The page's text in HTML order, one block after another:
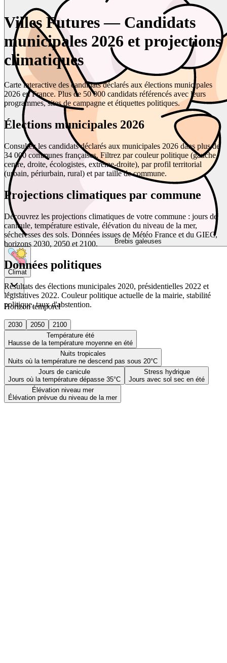
Brebis galeuses
Climat
Horizon temporel
2030 2050
2100
Température été
Hausse de la température moyenne en été
Nuits tropicales
Nuits où la température ne descend pas sous 20°C
Jours de canicule
Jours où la température dépasse 35°C
Stress hydrique
Jours avec sol sec en été
Élévation niveau mer
Élévation prévue du niveau de la mer
Villes Futures — Candidats
municipales 2026 et projections
climatiques
Carte interactive des candidats déclarés aux élections municipales
2026 en France. Plus de 50 000 candidats référencés avec leurs
programmes, sites de campagne et étiquettes politiques.
Élections municipales 2026
Consultez les candidats déclarés aux municipales 2026 dans plus de
34 000 communes françaises. Filtrez par couleur politique (gauche,
centre, droite, écologistes, extrême-droite), par profil territorial
(urbain, périurbain, rural) et par taille de commune.
Projections climatiques par commune
Découvrez les projections climatiques de votre commune : jours de
canicule, température estivale, élévation du niveau de la mer,
sécheresses des sols. Données issues de Météo France et du GIEC,
horizons 2030, 2050 et 2100.
Données politiques
Résultats des élections municipales 2020, présidentielles 2022 et
législatives 2022. Couleur politique actuelle de la mairie, stabilité
politique, taux d'abstention.